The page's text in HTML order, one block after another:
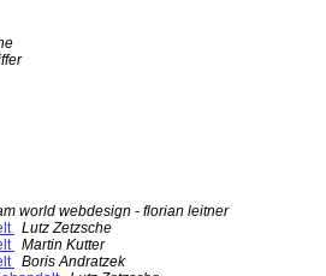
world webdesign - florian leitner
Lutz Zetzsche
Martin Kutter
Boris Andratzek